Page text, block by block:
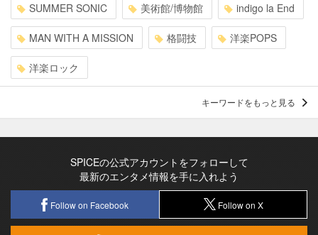
SUMMER SONIC 美術館/博物館 indigo la End
MAN WITH A MISSION 格闘技 洋楽POPS
洋楽ロック
キーワードをもっと見る
SPICEの公式アカウントをフォローして
最新のエンタメ情報を手に入れよう
Follow on Facebook Follow on X